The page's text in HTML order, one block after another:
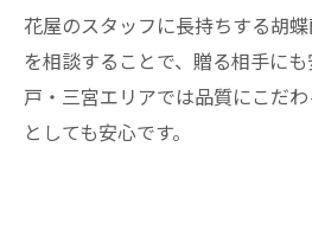
花屋のスタッフに長持ちする胡
を相談することで、贈る相手に
戸・三宮エリアでは品質にこだ
としても安心です。